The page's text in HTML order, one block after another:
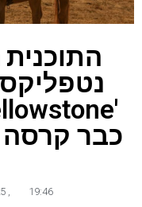
כבר קרסה את 10
19:46